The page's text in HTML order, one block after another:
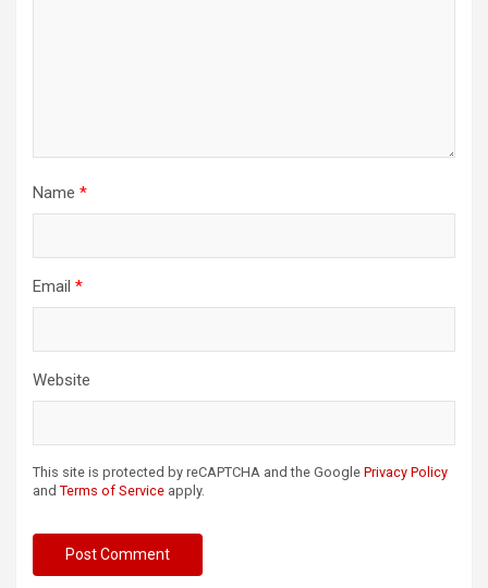
Name *
Email *
Website
This site is protected by reCAPTCHA and the Google Privacy Policy
and Terms of Service apply.